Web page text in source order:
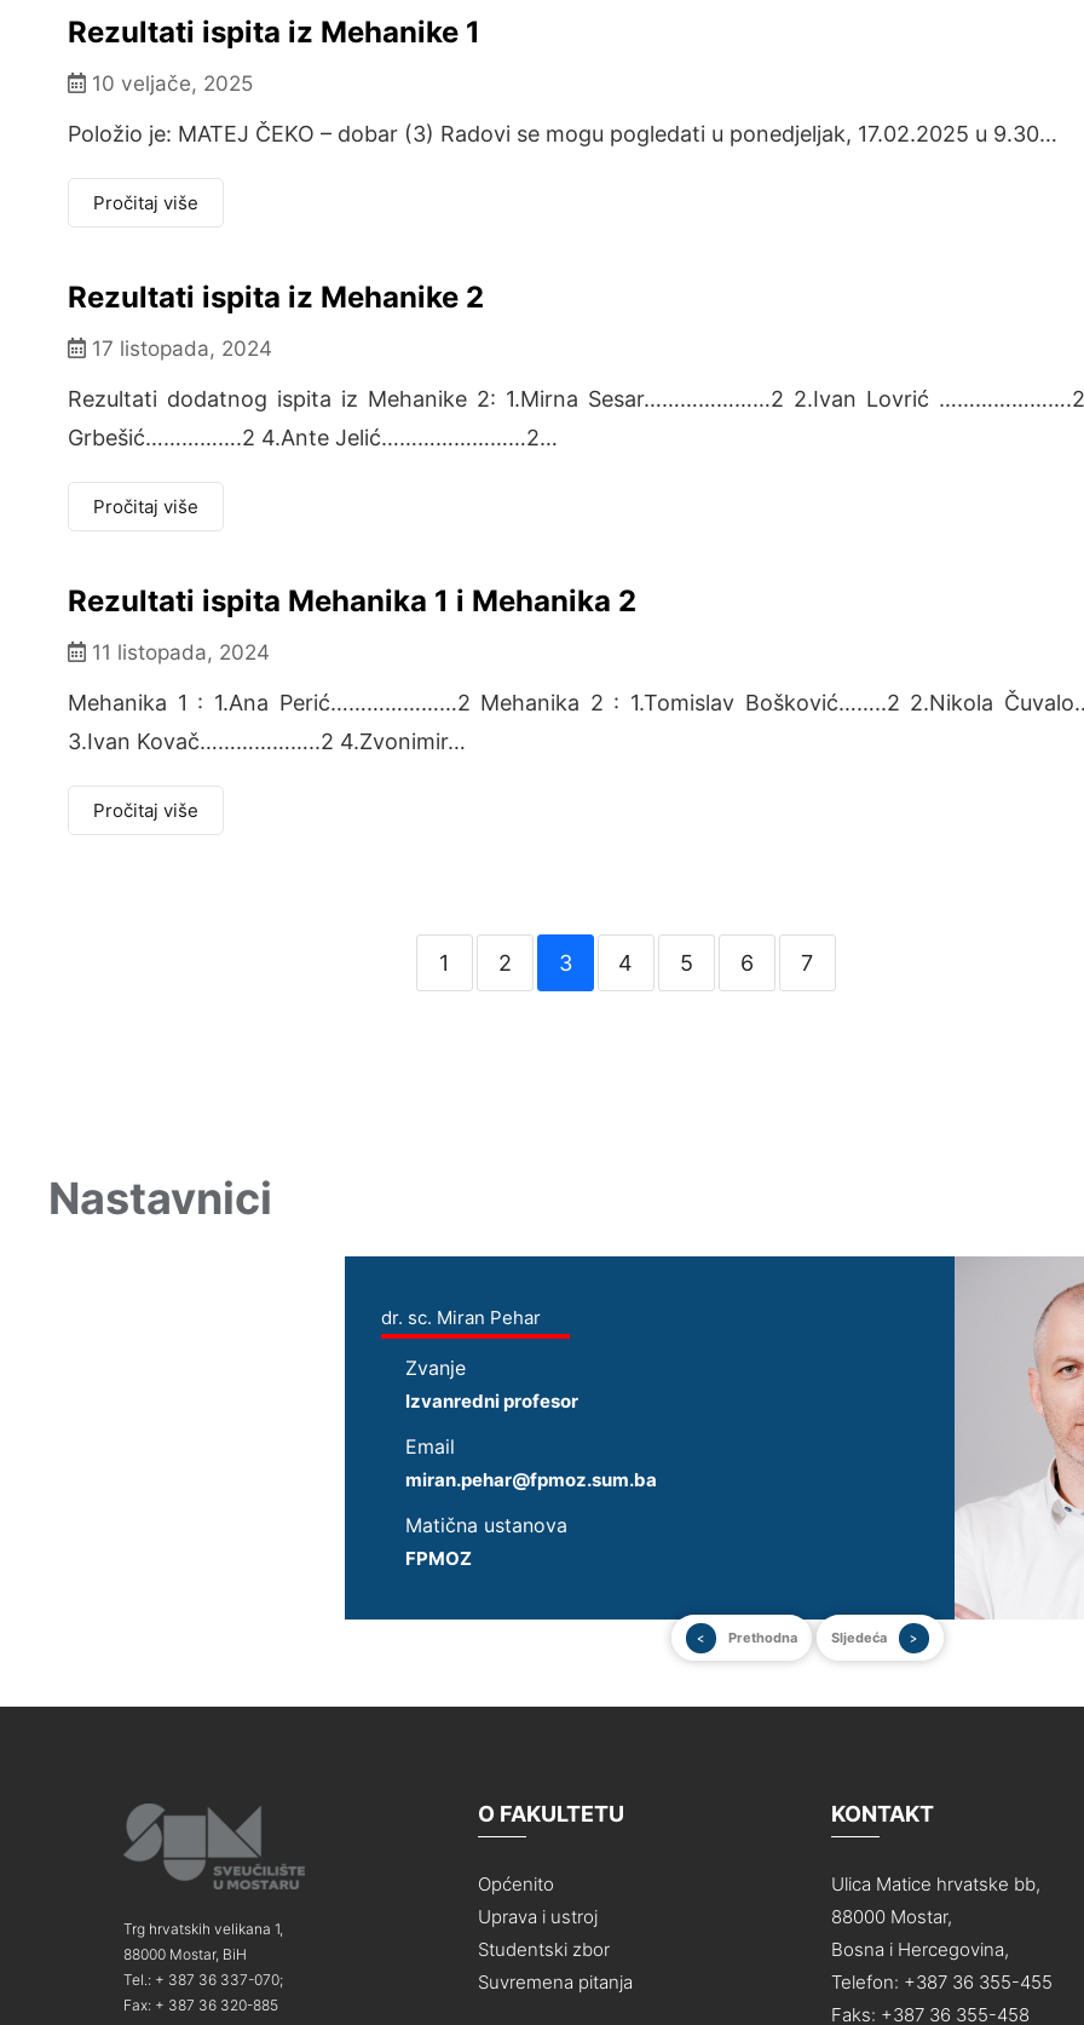
Rezultati ispita iz Mehanike 1
10 veljače, 2025
Položio je: MATEJ ČEKO – dobar (3) Radovi se mogu pogledati u ponedjeljak, 17.02.2025 u 9.30…
Pročitaj više
Rezultati ispita iz Mehanike 2
17 listopada, 2024
Rezultati dodatnog ispita iz Mehanike 2: 1.Mirna Sesar…………………2 2.Ivan Lovrić ………………….2
Grbešić…………….2 4.Ante Jelić……………………2…
Pročitaj više
Rezultati ispita Mehanika 1 i Mehanika 2
11 listopada, 2024
Mehanika 1 : 1.Ana Perić…………………2 Mehanika 2 : 1.Tomislav Bošković……..2 2.Nikola
3.Ivan Kovač………………..2 4.Zvonimir…
Pročitaj više
1 2 3 4 5 6 7
Nastavnici
dr. sc. Miran Pehar
Zvanje
Izvanredni profesor
Email
miran.pehar@fpmoz.sum.ba
Matična ustanova
FPMOZ
Prethodna Sljedeća
Trg hrvatskih velikana 1,
88000 Mostar, BiH
Tel.: + 387 36 337-070;
Fax: + 387 36 320-885
O FAKULTETU
Općenito
Uprava i ustroj
Studentski zbor
Suvremena pitanja
KONTAKT
Ulica Matice hrvatske bb,
88000 Mostar,
Bosna i Hercegovina,
Telefon: +387 36 355-455
Faks: +387 36 355-458